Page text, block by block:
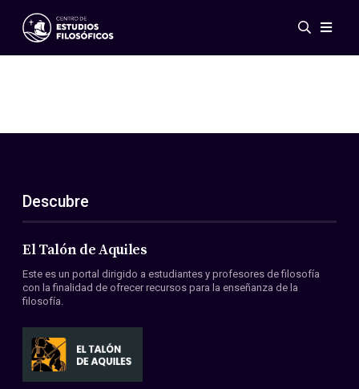
Eventos
ES
EN
Acerca de nosotros
Miembros
Convenios
Descubre
El Talón de Aquiles
Este es un portal dirigido a estudiantes y profesores de filosofía
con la finalidad de ofrecer recursos para la enseñanza de la
filosofía.